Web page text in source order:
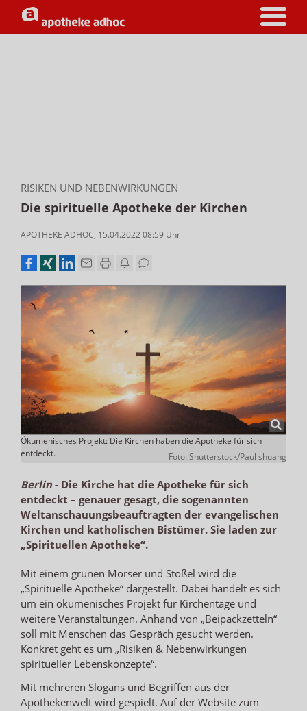
RISIKEN UND NEBENWIRKUNGEN
Die spirituelle Apotheke der Kirchen
APOTHEKE ADHOC, 15.04.2022 08:59 Uhr
Ökumenisches Projekt: Die Kirchen haben die Apotheke für sich
entdeckt.
Foto: Shutterstock/Paul shuang
Berlin- Die Kirche hat die Apotheke für sich
entdeckt – genauer gesagt, die sogenannten
Weltanschauungsbeauftragten der evangelischen
Kirchen und katholischen Bistümer. Sie laden zur
„Spirituellen Apotheke“.
Mit einem grünen Mörser und Stößel wird die
„Spirituelle Apotheke“ dargestellt. Dabei handelt es sich
um ein ökumenisches Projekt für Kirchentage und
weitere Veranstaltungen. Anhand von „Beipackzetteln“
soll mit Menschen das Gespräch gesucht werden.
Konkret geht es um „Risiken & Nebenwirkungen
spiritueller Lebenskonzepte“.
Mit mehreren Slogans und Begriffen aus der
Apothekenwelt wird gespielt. Auf der Website zum